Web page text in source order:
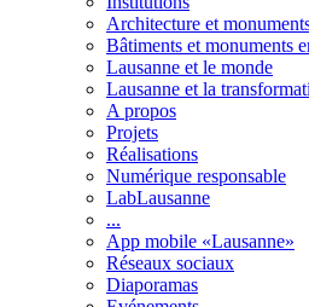
Architecture et
Bâtiments et monuments
Lausanne et le monde
Lausanne et la
A propos
Projets
Réalisations
Numérique responsable
LabLausanne
...
App mobile «Lausanne»
Réseaux sociaux
Diaporamas